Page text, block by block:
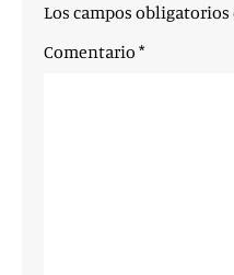
Los campos
Comentario *